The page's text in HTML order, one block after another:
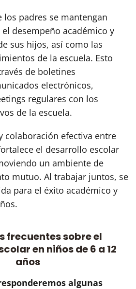
los padres se mantengan
desempeño académico y
sus hijos, así como las
de la escuela. Esto
de boletines
electrónicos,
regulares con los
de la escuela.
colaboración efectiva entre
el desarrollo escolar
un ambiente de
mutuo. Al trabajar juntos, se
para el éxito académico y
frecuentes sobre el
en niños de 6 a 12
años
algunas